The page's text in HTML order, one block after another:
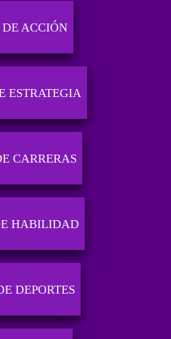
DE ACCIÓN
ESTRATEGIA
CARRERAS
HABILIDAD
DEPORTES